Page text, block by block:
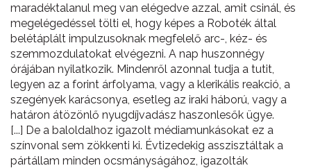
maradéktalanul meg van elégedve azzal, amit csinál, és
megelégedéssel tölti el, hogy képes a Roboték által
belétáplált impulzusoknak megfelelő arc-, kéz- és
szemmozdulatokat elvégezni. A nap huszonnégy
órájában nyilatkozik. Mindenről azonnal tudja a tutit,
legyen az a forint árfolyama, vagy a klerikális reakció, a
szegények karácsonya, esetleg az iraki háború, vagy a
határon átözönlő nyugdíjvadász haszonlesők ügye.
[...] De a baloldalhoz igazolt médiamunkásokat ez a
színvonal sem zökkenti ki. Évtizedekig asszisztáltak a
pártállam minden ocsmányságához, igazolták